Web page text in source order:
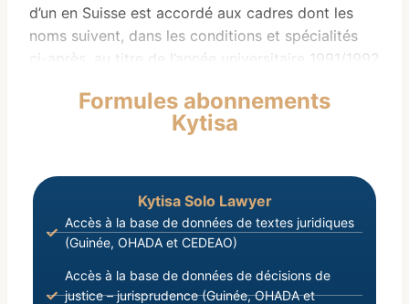
d’un en Suisse est accordé aux cadres dont les
noms suivent, dans les conditions et spécialités
ci-après, au titre de l’année universitaire 1991/1992
1 – Salmane Diarouga DIALLO, Gastroenthérologie
Formules abonnements
Kytisa
Kytisa Solo Lawyer
Accès à la base de données de textes juridiques
(Guinée, OHADA et CEDEAO)
Accès à la base de données de décisions de
justice – jurisprudence (Guinée, OHADA et